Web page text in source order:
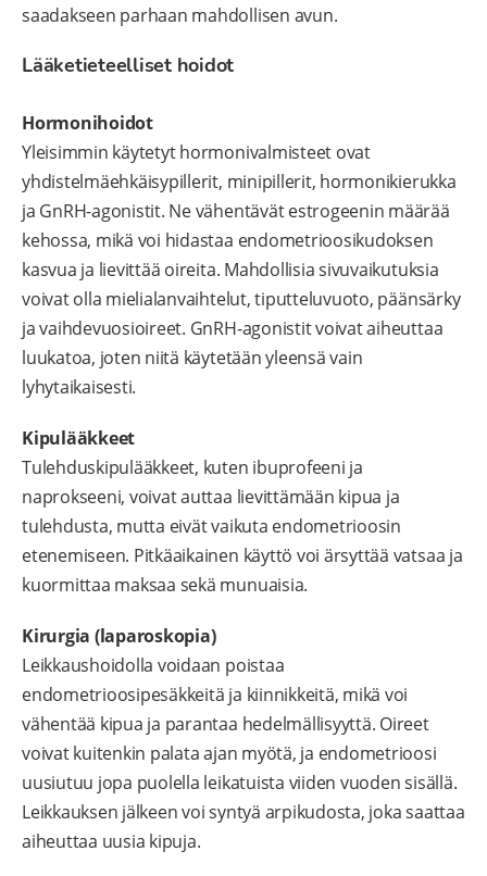
saadakseen parhaan mahdollisen avun.
Lääketieteelliset hoidot
Hormonihoidot
Yleisimmin käytetyt hormonivalmisteet ovat
yhdistelmäehkäisypillerit, minipillerit, hormonikierukka
ja GnRH-agonistit. Ne vähentävät estrogeenin määrää
kehossa, mikä voi hidastaa endometrioosikudoksen
kasvua ja lievittää oireita. Mahdollisia sivuvaikutuksia
voivat olla mielialanvaihtelut, tiputteluvuoto, päänsärky
ja vaihdevuosioireet. GnRH-agonistit voivat aiheuttaa
luukatoa, joten niitä käytetään yleensä vain
lyhytaikaisesti.
Kipulääkkeet
Tulehduskipulääkkeet, kuten ibuprofeeni ja
naprokseeni, voivat auttaa lievittämään kipua ja
tulehdusta, mutta eivät vaikuta endometrioosin
etenemiseen. Pitkäaikainen käyttö voi ärsyttää vatsaa ja
kuormittaa maksaa sekä munuaisia.
Kirurgia (laparoskopia)
Leikkaushoidolla voidaan poistaa
endometrioosipesäkkeitä ja kiinnikkeitä, mikä voi
vähentää kipua ja parantaa hedelmällisyyttä. Oireet
voivat kuitenkin palata ajan myötä, ja endometrioosi
uusiutuu jopa puolella leikatuista viiden vuoden sisällä.
Leikkauksen jälkeen voi syntyä arpikudosta, joka saattaa
aiheuttaa uusia kipuja.